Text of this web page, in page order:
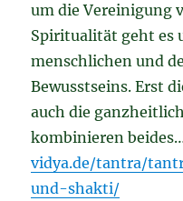
um die Vereinigung
Spiritualität geht es
menschlichen und
Bewusstseins. Erst
auch die
kombinieren
vidya.de/tantra/
und-shakti/